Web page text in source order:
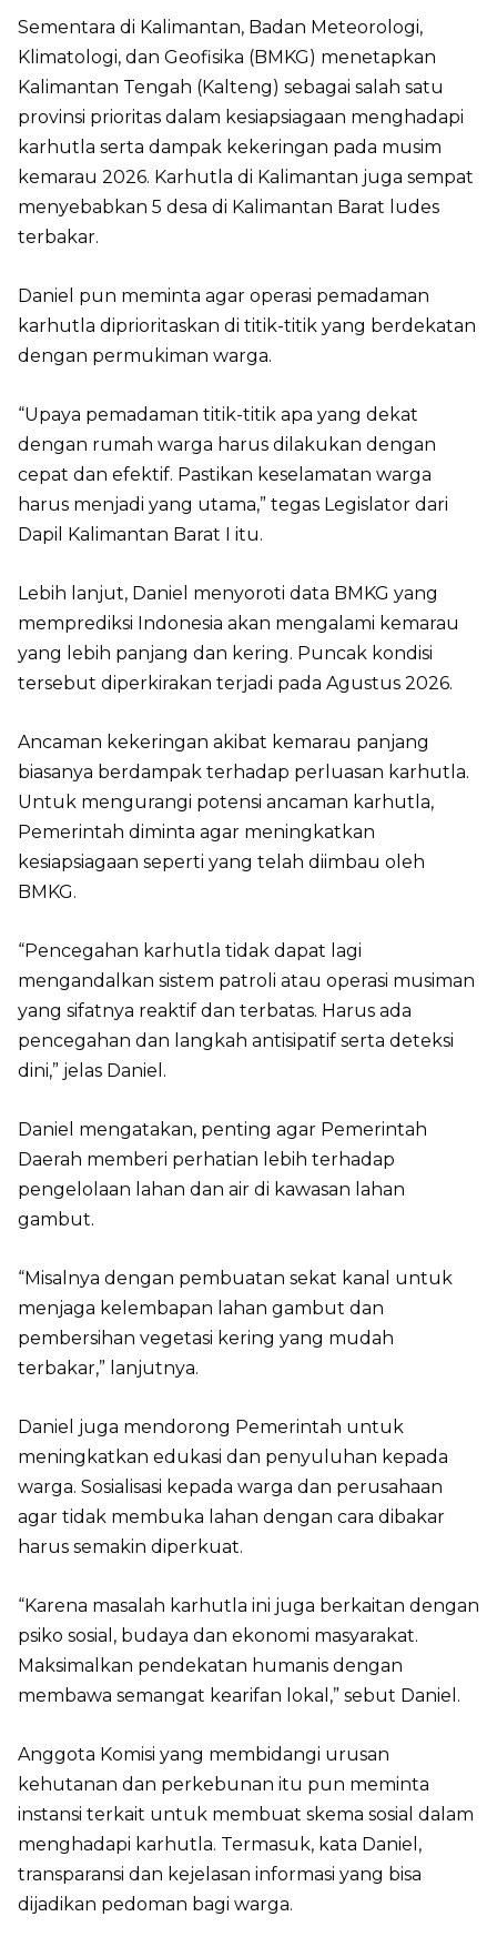
Sementara di Kalimantan, Badan Meteorologi,
Klimatologi, dan Geofisika (BMKG) menetapkan
Kalimantan Tengah (Kalteng) sebagai salah satu
provinsi prioritas dalam kesiapsiagaan menghadapi
karhutla serta dampak kekeringan pada musim
kemarau 2026. Karhutla di Kalimantan juga sempat
menyebabkan 5 desa di Kalimantan Barat ludes
terbakar.
Daniel pun meminta agar operasi pemadaman
karhutla diprioritaskan di titik-titik yang berdekatan
dengan permukiman warga.
“Upaya pemadaman titik-titik apa yang dekat
dengan rumah warga harus dilakukan dengan
cepat dan efektif. Pastikan keselamatan warga
harus menjadi yang utama,” tegas Legislator dari
Dapil Kalimantan Barat I itu.
Lebih lanjut, Daniel menyoroti data BMKG yang
memprediksi Indonesia akan mengalami kemarau
yang lebih panjang dan kering. Puncak kondisi
tersebut diperkirakan terjadi pada Agustus 2026.
Ancaman kekeringan akibat kemarau panjang
biasanya berdampak terhadap perluasan karhutla.
Untuk mengurangi potensi ancaman karhutla,
Pemerintah diminta agar meningkatkan
kesiapsiagaan seperti yang telah diimbau oleh
BMKG.
“Pencegahan karhutla tidak dapat lagi
mengandalkan sistem patroli atau operasi musiman
yang sifatnya reaktif dan terbatas. Harus ada
pencegahan dan langkah antisipatif serta deteksi
dini,” jelas Daniel.
Daniel mengatakan, penting agar Pemerintah
Daerah memberi perhatian lebih terhadap
pengelolaan lahan dan air di kawasan lahan
gambut.
“Misalnya dengan pembuatan sekat kanal untuk
menjaga kelembapan lahan gambut dan
pembersihan vegetasi kering yang mudah
terbakar,” lanjutnya.
Daniel juga mendorong Pemerintah untuk
meningkatkan edukasi dan penyuluhan kepada
warga. Sosialisasi kepada warga dan perusahaan
agar tidak membuka lahan dengan cara dibakar
harus semakin diperkuat.
“Karena masalah karhutla ini juga berkaitan dengan
psiko sosial, budaya dan ekonomi masyarakat.
Maksimalkan pendekatan humanis dengan
membawa semangat kearifan lokal,” sebut Daniel.
Anggota Komisi yang membidangi urusan
kehutanan dan perkebunan itu pun meminta
instansi terkait untuk membuat skema sosial dalam
menghadapi karhutla. Termasuk, kata Daniel,
transparansi dan kejelasan informasi yang bisa
dijadikan pedoman bagi warga.